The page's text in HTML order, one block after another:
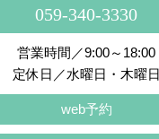
059-340-3330
営業時間／9:00～18:00
定休日／水曜日・木曜日
web予約